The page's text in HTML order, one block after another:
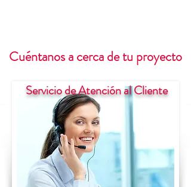
Cuéntanos a cerca de tu proyecto
Servicio de Atención al Cliente